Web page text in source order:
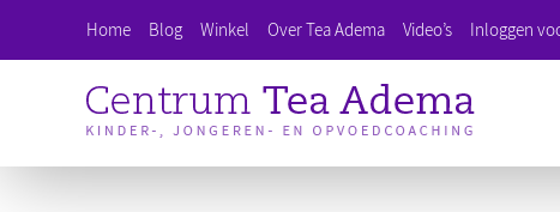
naar
Home Blog Winkel Over Tea Adema Video’s Inloggen